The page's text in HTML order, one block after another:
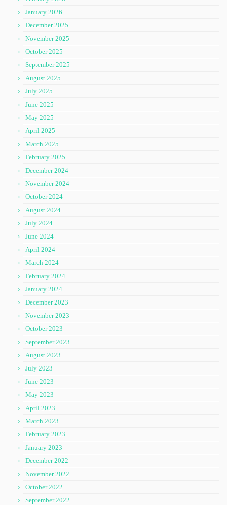
January 2026
December 2025
November 2025
October 2025
September 2025
August 2025
July 2025
June 2025
May 2025
April 2025
March 2025
February 2025
December 2024
November 2024
October 2024
August 2024
July 2024
June 2024
April 2024
March 2024
February 2024
January 2024
December 2023
November 2023
October 2023
September 2023
August 2023
July 2023
June 2023
May 2023
April 2023
March 2023
February 2023
January 2023
December 2022
November 2022
October 2022
September 2022